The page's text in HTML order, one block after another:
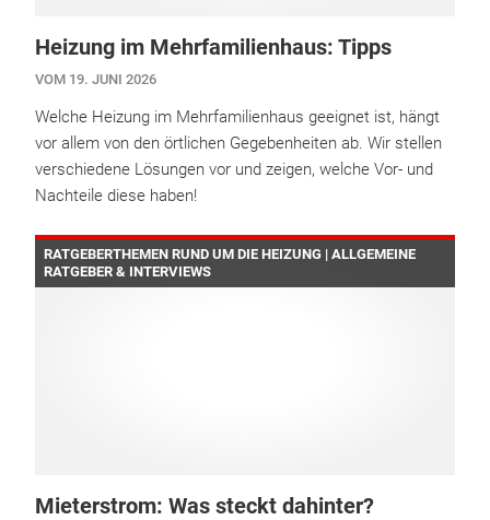
Heizung im Mehrfamilienhaus: Tipps
VOM 19. JUNI 2026
Welche Heizung im Mehrfamilienhaus geeignet ist, hängt
vor allem von den örtlichen Gegebenheiten ab. Wir stellen
verschiedene Lösungen vor und zeigen, welche Vor- und
Nachteile diese haben!
RATGEBERTHEMEN RUND UM DIE HEIZUNG | ALLGEMEINE
RATGEBER & INTERVIEWS
Mieterstrom: Was steckt dahinter?